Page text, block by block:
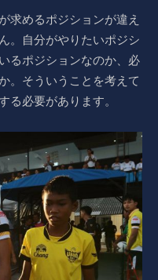
求めるポジションが違え
。自分がやりたいポジシ
るポジションなのか、必
。そういうことを考えて
る必要があります。